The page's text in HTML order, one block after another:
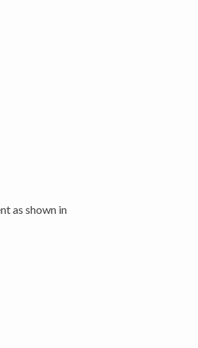
as shown in